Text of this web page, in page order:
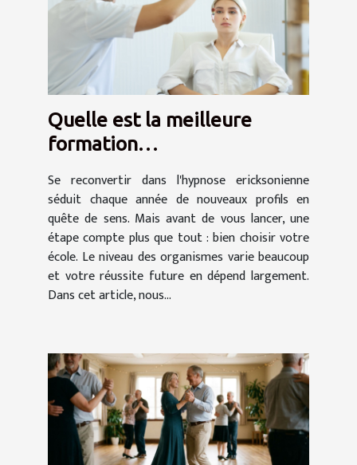
Quelle est la meilleure
formation
région PACA ?
Se reconvertir dans l'hypnose ericksonienne
séduit chaque année de nouveaux profils en
quête de sens. Mais avant de vous lancer, une
étape compte plus que tout : bien choisir votre
école. Le niveau des organismes varie beaucoup
et votre réussite future en dépend largement.
Dans cet article, nous...